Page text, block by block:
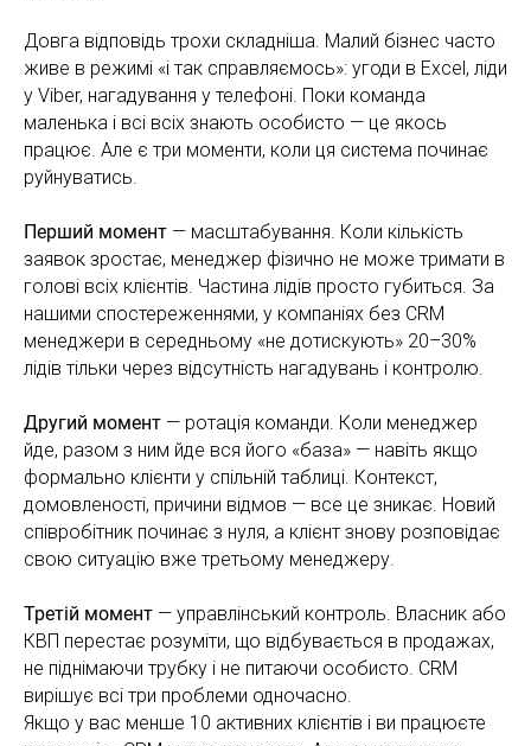
Довга відповідь трохи складніша. Малий бізнес часто
живе в режимі «і так справляємось»: угоди в Excel, ліди
у Viber, нагадування у телефоні. Поки команда
маленька і всі всіх знають особисто — це якось
працює. Але є три моменти, коли ця система починає
руйнуватись.
Перший момент — масштабування. Коли кількість
заявок зростає, менеджер фізично не може тримати в
голові всіх клієнтів. Частина лідів просто губиться. За
нашими спостереженнями, у компаніях без CRM
менеджери в середньому «не дотискують» 20–30%
лідів тільки через відсутність нагадувань і контролю.
Другий момент — ротація команди. Коли менеджер
йде, разом з ним йде вся його «база» — навіть якщо
формально клієнти у спільній таблиці. Контекст,
домовленості, причини відмов — все це зникає. Новий
співробітник починає з нуля, а клієнт знову розповідає
свою ситуацію вже третьому менеджеру.
Третій момент — управлінський контроль. Власник або
КВП перестає розуміти, що відбувається в продажах,
не піднімаючи трубку і не питаючи особисто. CRM
вирішує всі три проблеми одночасно.
Якщо у вас менше 10 активних клієнтів і ви працюєте